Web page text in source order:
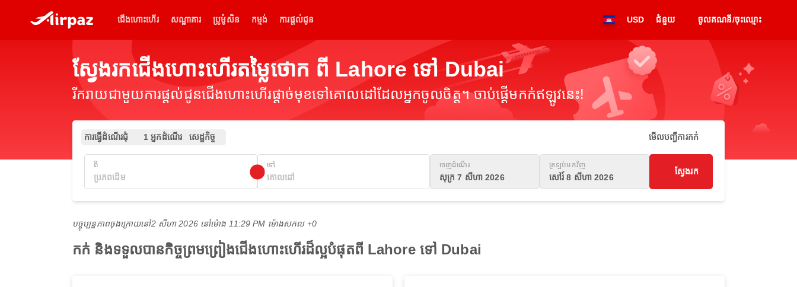
ជើងហោះហើរ សណ្ឋាគារ ប្រូម៉ូសិន កម្មង់ ការផ្តល់ជូន USD ជំនួយ ចូលគណនី/ចុះឈ្មោះ
ស្វែងរកជើងហោះហើរតម្លៃថោក ពី Lahore ទៅ Dubai
រីករាយជាមួយការផ្តល់ជូនជើងហោះហើរផ្តាច់មុខទៅគោលដៅដែលអ្នកចូលចិត្ត។ ចាប់ផ្តើមកក់ឥឡូវនេះ!
ការធ្វើដំណើរជុំ 1 អ្នកដំណើរ សេដ្ឋកិច្ច មើលបញ្ជីការកក់
ពី ទៅ ចេញដំណើរ
សុក្រ 7 សីហា 2026
ត្រឡប់មកវិញ
សៅរ៍ 8 សីហា 2026
ស្វែងរក
បច្ចុប្បន្នភាពចុងក្រោយនៅ2 សីហា 2026 នៅ​ម៉ោង 11:29 PM ម៉ោង​សកល +0
កក់ និងទទួលបានកិច្ចព្រមព្រៀងជើងហោះហើរដ៏ល្អបំផុតពី Lahore ទៅ Dubai